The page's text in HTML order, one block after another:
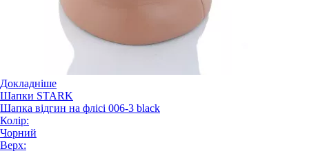
Докладніше
Шапки STARK
Шапка відгин на флісі 006-3 black
Колір:
Чорний
Верх: